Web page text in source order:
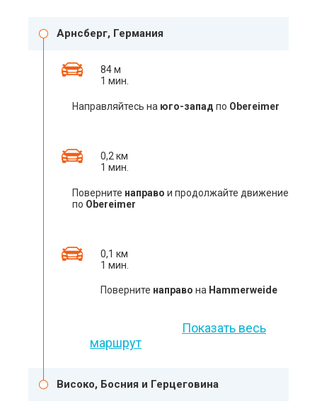
Арнсберг, Германия
84 м
1 мин.
Направляйтесь на юго-запад по Obereimer
0,2 км
1 мин.
Поверните направо и продолжайте движение
по Obereimer
0,1 км
1 мин.
Поверните направо на Hammerweide
Показать весь
маршрут
Високо, Босния и Герцеговина